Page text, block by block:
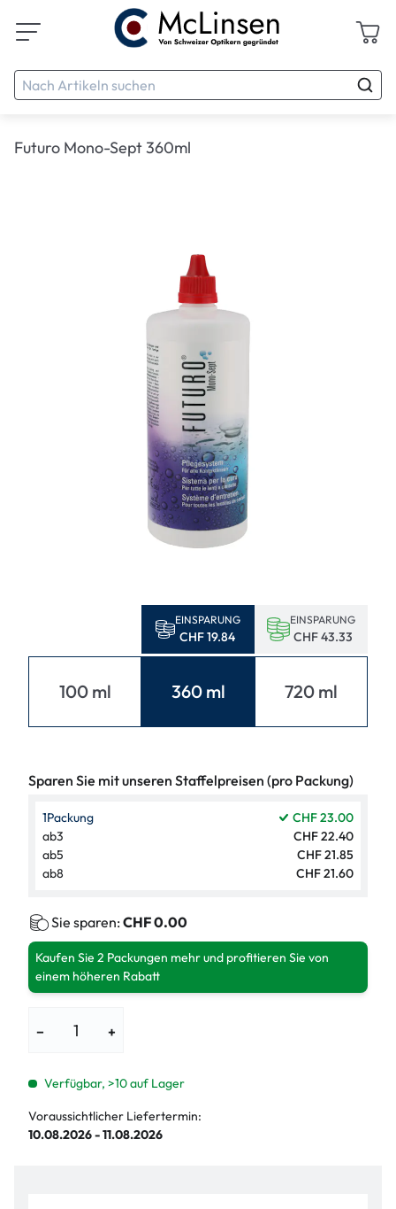
Futuro Mono-Sept 360ml
100 ml
EINSPARUNG
CHF 19.84
360 ml
EINSPARUNG
CHF 43.33
720 ml
Sparen Sie mit unseren Staffelpreisen (pro Packung)
1Packung
CHF 23.00
ab3
CHF 22.40
ab5
CHF 21.85
ab8 CHF 21.60
Sie sparen: CHF 0.00
Kaufen Sie 2 Packungen mehr und profitieren Sie von
einem höheren Rabatt
− +
Verfügbar, >10 auf Lager
Voraussichtlicher Liefertermin:
10.08.2026 - 11.08.2026